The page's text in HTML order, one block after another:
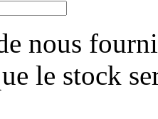
nous
le stock